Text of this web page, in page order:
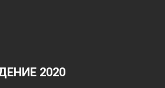
2020